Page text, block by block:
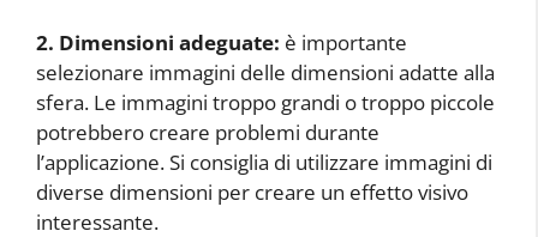
2. Dimensioni adeguate: è importante
selezionare immagini delle dimensioni adatte alla
sfera. Le immagini troppo grandi o troppo piccole
potrebbero creare problemi durante
l’applicazione. Si consiglia di utilizzare immagini di
diverse dimensioni per creare un effetto visivo
interessante.